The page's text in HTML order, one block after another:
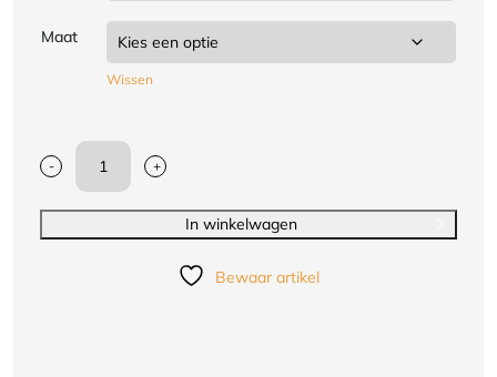
Maat
Wissen
-
Adidas
K190SK
+
In winkelwagen
Bewaar artikel